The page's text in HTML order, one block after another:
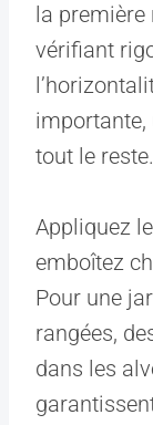
la première
vérifiant
importante,
tout le reste.
Appliquez
emboîtez
Pour une
rangées,
dans les